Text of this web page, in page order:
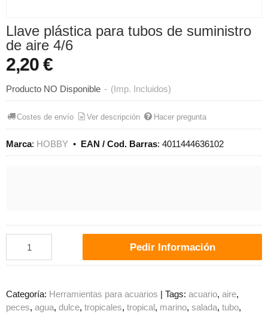
Llave plástica para tubos de suministro
de aire 4/6
2,20 €
Producto NO Disponible - (Imp. Incluidos)
Costes de envío Ver descripción Hacer pregunta
Marca: HOBBY • EAN / Cod. Barras: 4011444636102
Pedir Información
Categoría: Herramientas para acuarios | Tags: acuario aire
peces agua dulce tropicales tropical marino salada tubo